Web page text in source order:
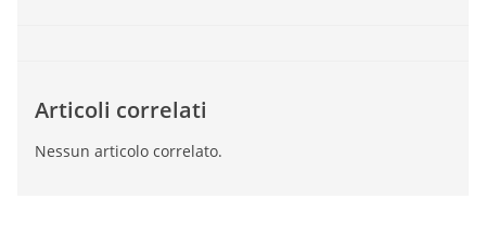
Articoli correlati
Nessun articolo correlato.